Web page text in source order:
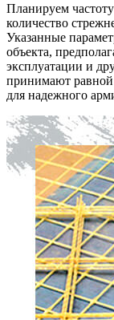
Планируем
количество
Указанные
объекта,
эксплуатации и
принимают равной
для надежного